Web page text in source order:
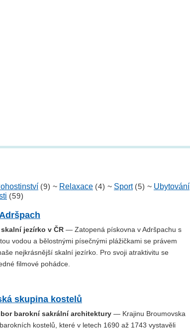
(9) ~ Relaxace (4) ~ Sport (5) ~ Ubytování
(59)
jezírko v ČR — Zatopená pískovna v Adršpachu s
vodou a bělostnými písečnými plážičkami se právem
nejkrásnější skalní jezírko. Pro svoji atraktivitu se
filmové pohádce.
skupina kostelů
barokní sakrální architektury — Krajinu Broumovska
kostelů, které v letech 1690 až 1743 vystavěli